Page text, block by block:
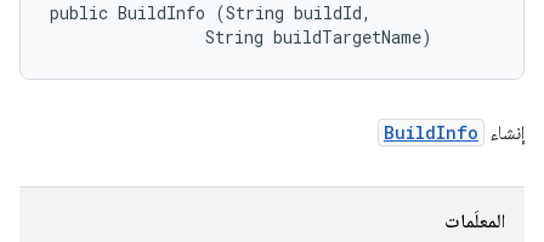
public BuildInfo (String buildId,
                String buildTargetName)
إنشاء BuildInfo
المعلَمات